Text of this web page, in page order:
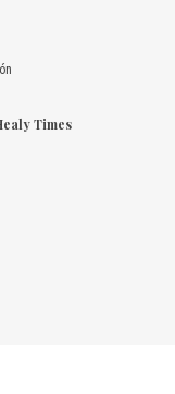
Times